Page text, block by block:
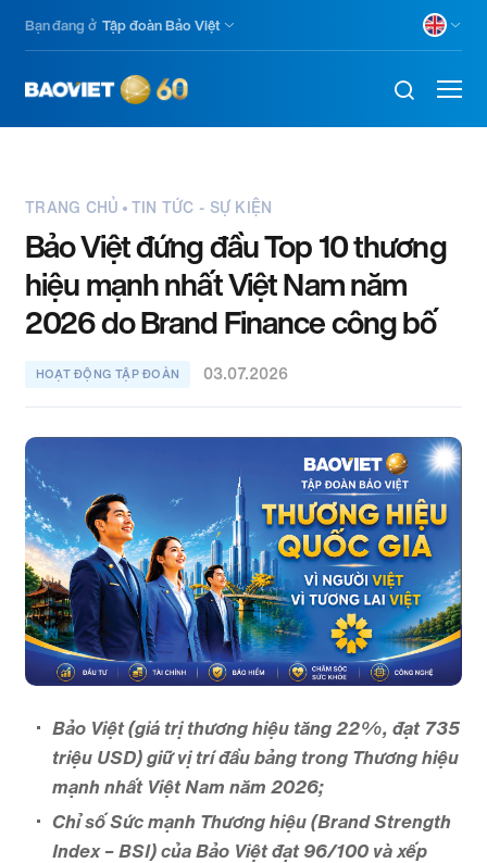
content
Bạn đang ở Tập đoàn Bảo Việt
TRANG CHỦ TIN TỨC - SỰ KIỆN
Bảo Việt đứng đầu Top 10 thương
hiệu mạnh nhất Việt Nam năm
2026 do Brand Finance công bố
HOẠT ĐỘNG TẬP ĐOÀN 03.07.2026
Bảo Việt (giá trị thương hiệu tăng 22%, đạt 735
triệu USD) giữ vị trí đầu bảng trong Thương hiệu
mạnh nhất Việt Nam năm 2026;
Chỉ số Sức mạnh Thương hiệu (Brand Strength
Index – BSI) của Bảo Việt đạt 96/100 và xếp